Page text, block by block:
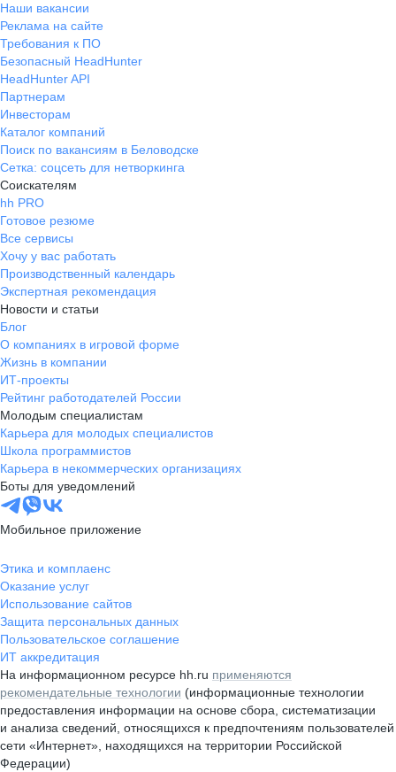
Наши вакансии
Реклама на сайте
Требования к ПО
Безопасный HeadHunter
HeadHunter API
Партнерам
Инвесторам
Каталог компаний
Поиск по вакансиям в Беловодске
Сетка: соцсеть для нетворкинга
Соискателям
hh PRO
Готовое резюме
Все сервисы
Хочу у вас работать
Производственный календарь
Экспертная рекомендация
Новости и статьи
Блог
О компаниях в игровой форме
Жизнь в компании
ИТ-проекты
Рейтинг работодателей России
Молодым специалистам
Карьера для молодых специалистов
Школа программистов
Карьера в некоммерческих организациях
Боты для уведомлений
Мобильное приложение
Этика и комплаенс
Оказание услуг
Использование сайтов
Защита персональных данных
Пользовательское соглашение
ИТ аккредитация
На информационном ресурсе hh.ru применяются
рекомендательные технологии (информационные технологии
предоставления информации на основе сбора, систематизации
и анализа сведений, относящихся к предпочтениям пользователей
сети «Интернет», находящихся на территории Российской
Федерации)